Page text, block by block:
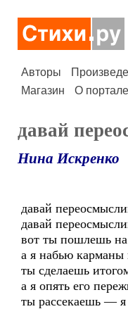
Авторы
Магазин
О портале
давай
Нина Искренко
давай
давай
вот ты пошлешь на
а я набью карманы
ты сделаешь
а я опять его
ты рассекаешь —